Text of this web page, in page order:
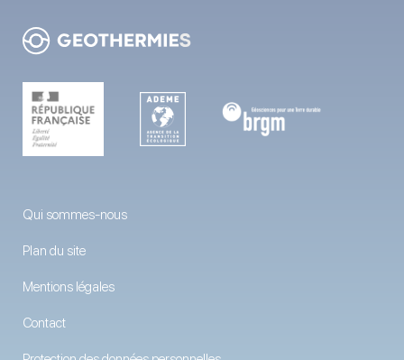
Qui sommes-nous
Plan du site
Mentions légales
Contact